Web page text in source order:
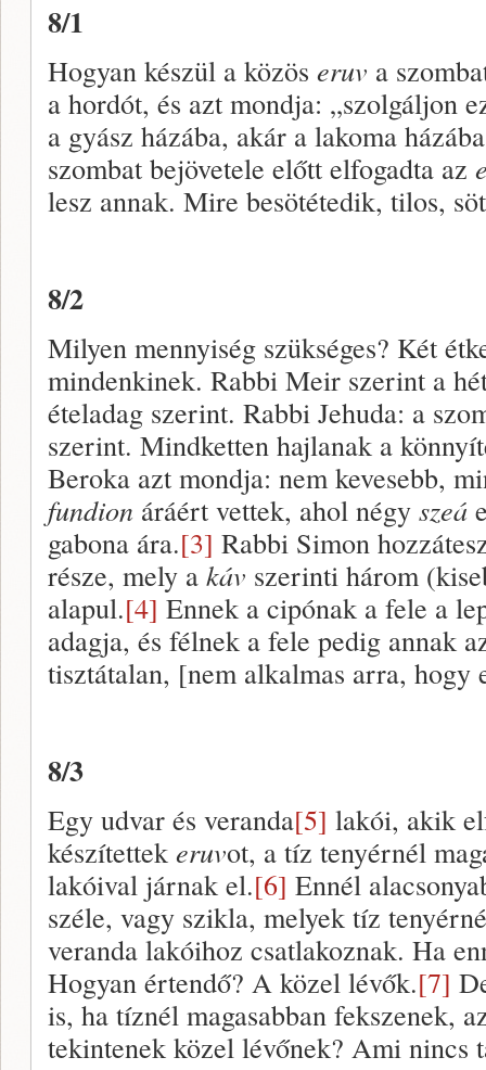
8/1
Hogyan készül a közös eruv a
a hordót, és azt mondja: „szolgáljon
a gyász házába, akár a lakoma
szombat bejövetele előtt elfogadta az
lesz annak. Mire besötétedik, tilos,
8/2
Milyen mennyiség szükséges? Két
mindenkinek. Rabbi Meir szerint a
ételadag szerint. Rabbi Jehuda: a
szerint. Mindketten hajlanak a
Beroka azt mondja: nem kevesebb,
fundion áráért vettek, ahol négy szeá
gabona ára.[3] Rabbi Simon
része, mely a káv szerinti három
alapul.[4] Ennek a cipónak a fele a
adagja, és félnek a fele pedig annak
tisztátalan, [nem alkalmas arra, hogy
8/3
Egy udvar és veranda[5] lakói, akik
készítettek eruvot, a tíz tenyérnél
lakóival járnak el.[6] Ennél
széle, vagy szikla, melyek tíz
veranda lakóihoz csatlakoznak. Ha
Hogyan értendő? A közel lévők.[7]
is, ha tíznél magasabban fekszenek,
tekintenek közel lévőnek? Ami nincs